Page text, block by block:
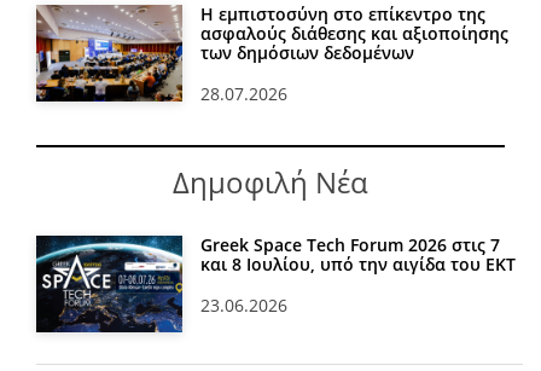
Η εμπιστοσύνη στο επίκεντρο της
ασφαλούς διάθεσης και αξιοποίησης
των δημόσιων δεδομένων
28.07.2026
Δημοφιλή Νέα
Greek Space Tech Forum 2026 στις 7
και 8 Ιουλίου, υπό την αιγίδα του ΕΚΤ
23.06.2026